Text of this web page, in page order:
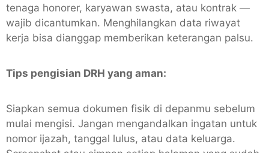
tenaga honorer, karyawan swasta, atau kontrak —
wajib dicantumkan. Menghilangkan data riwayat
kerja bisa dianggap memberikan keterangan palsu.
Tips pengisian DRH yang aman:
Siapkan semua dokumen fisik di depanmu sebelum
mulai mengisi. Jangan mengandalkan ingatan untuk
nomor ijazah, tanggal lulus, atau data keluarga.